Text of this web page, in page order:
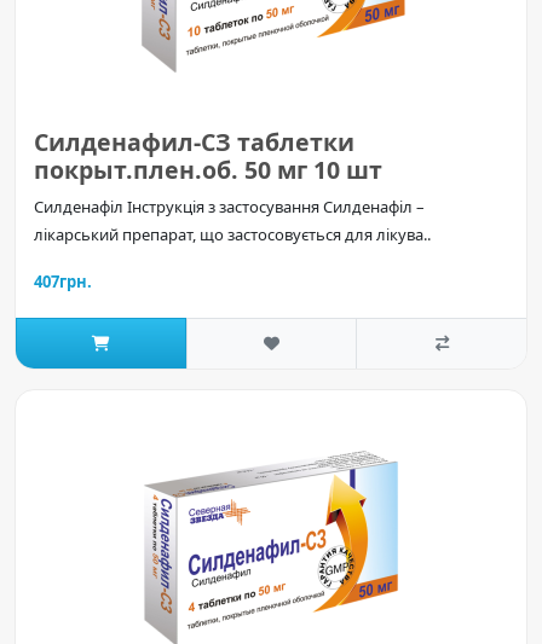
Силденафил-СЗ таблетки
покрыт.плен.об. 50 мг 10 шт
Силденафіл Інструкція з застосування Силденафіл –
лікарський препарат, що застосовується для лікува..
407грн.